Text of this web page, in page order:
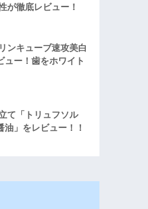
が徹底レビュー！
ンキューブ速攻美白
ュー！歯をホワイト
て「トリュフソル
油」をレビュー！！